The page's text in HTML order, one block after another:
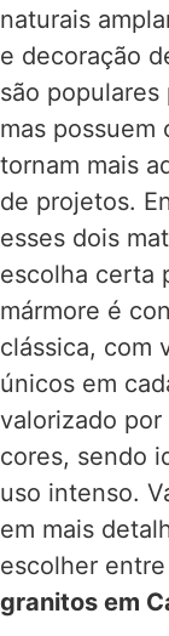
naturais
e decoração
são
mas possuem
tornam mais
de projetos.
esses dois
escolha certa
mármore é
clássica, com
únicos em
valorizado
cores, sendo
uso intenso.
em mais
escolher
granitos em